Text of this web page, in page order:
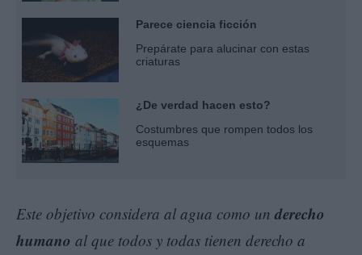
Parece ciencia ficción
Prepárate para alucinar con estas
criaturas
¿De verdad hacen esto?
Costumbres que rompen todos los
esquemas
Este objetivo considera al agua como un derecho
humano al que todos y todas tienen derecho a